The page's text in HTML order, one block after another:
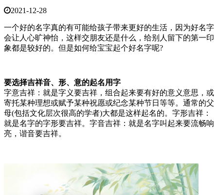
2021-12-28
一个好的名字真的有可能给孩子带来更好的生活，因为好名字
会让人心旷神怡，这样交朋友还是什么，给别人留下的第一印
象都是较好的。但是如何给宝宝起个好名字呢?
要选择吉祥音、形、意的起名用字
字意吉祥：就是字义要吉祥，组合起来要有好的意义意思，或
寄托某种理想或赋予某种祝愿或纪念某种节日等等。通常的父
母(包括文化层次很高的学者)大都是这样起名的。字形吉祥：
就是名字的字形要吉祥。字音吉祥：就是名字叫起来要流畅响
亮，谐音要吉祥。